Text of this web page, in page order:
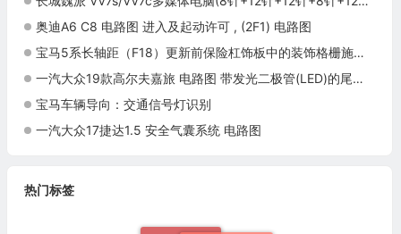
奥迪A6 C8 电路图 进入及起动许可 , (2F1) 电路图
宝马5系长轴距（F18）更新前保险杠饰板中的装饰格栅施工与复检标准
一汽大众19款高尔夫嘉旅 电路图 带发光二极管(LED)的尾灯 , (AW1) 电路图
宝马车辆导向：交通信号灯识别
一汽大众17捷达1.5 安全气囊系统 电路图
热门标签